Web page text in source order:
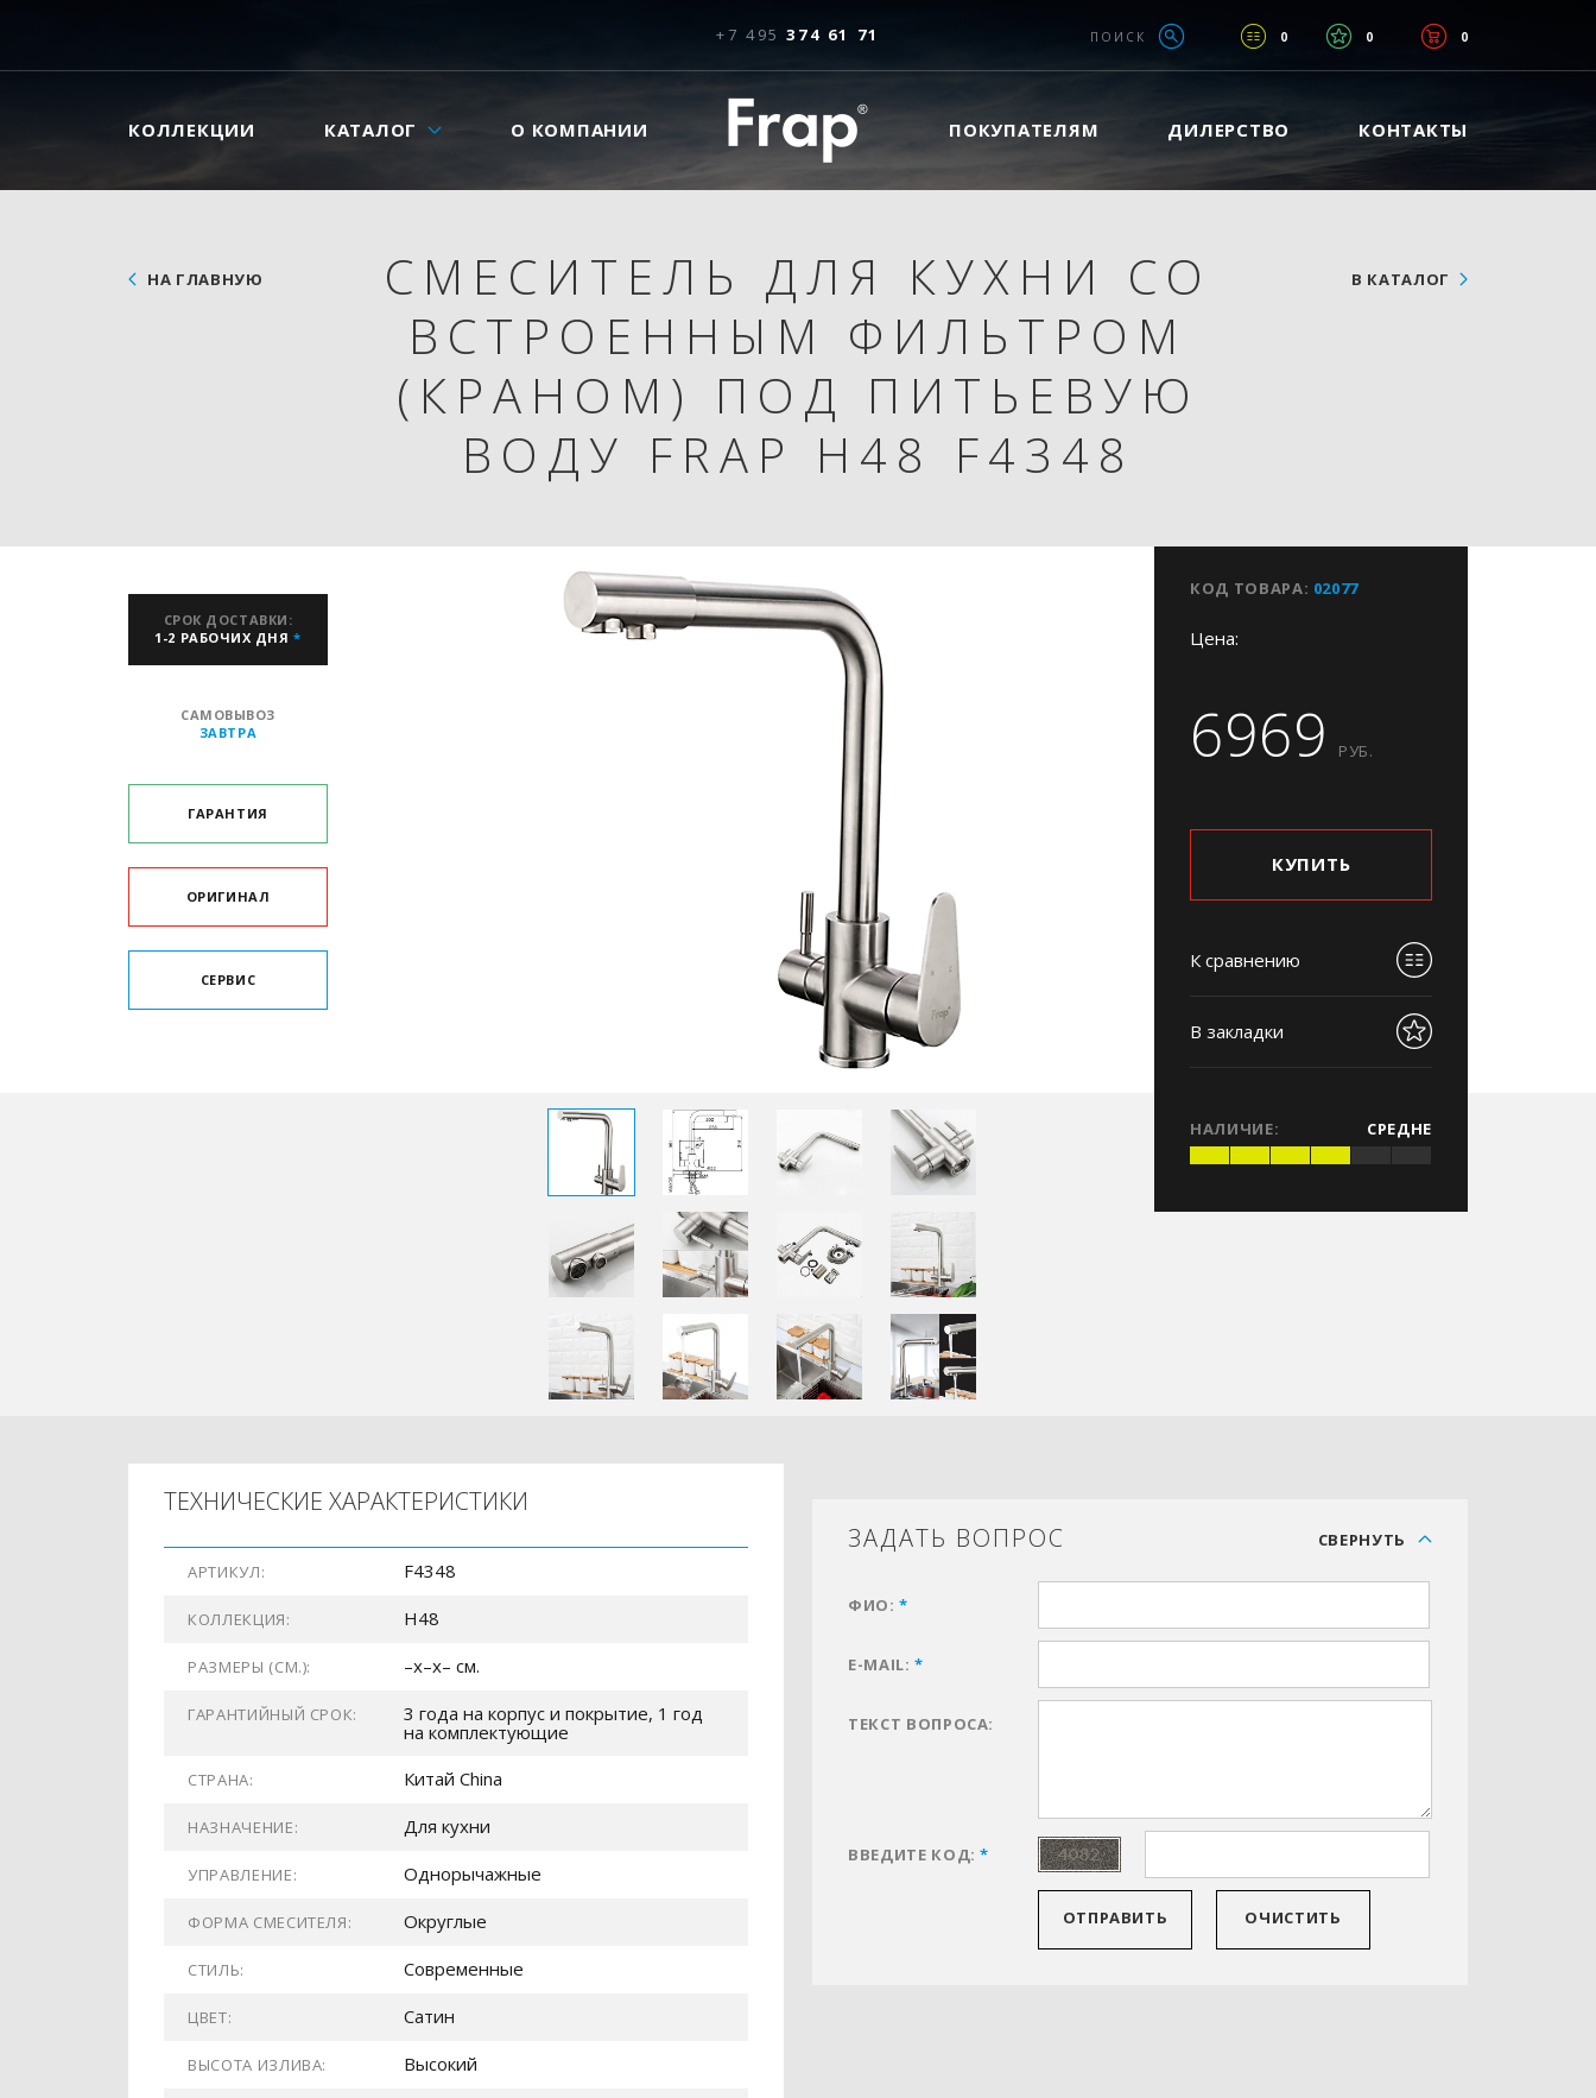
+7 495 374 61 71 0 0 0
ПОИСК
КОЛЛЕКЦИИ КАТАЛОГ О КОМПАНИИ ПОКУПАТЕЛЯМ ДИЛЕРСТВО КОНТАКТЫ
СМЕСИТЕЛЬ ДЛЯ КУХНИ СО
ВСТРОЕННЫМ ФИЛЬТРОМ
(КРАНОМ) ПОД ПИТЬЕВУЮ
ВОДУ FRAP H48 F4348
НА ГЛАВНУЮ В КАТАЛОГ
СРОК ДОСТАВКИ:
1-2 РАБОЧИХ ДНЯ*
САМОВЫВОЗ
ЗАВТРА
ГАРАНТИЯ
ОРИГИНАЛ
СЕРВИС
КОД ТОВАРА: 02077
Цена:
6969 РУБ.
КУПИТЬ
К сравнению
В закладки
НАЛИЧИЕ: СРЕДНЕ
ТЕХНИЧЕСКИЕ ХАРАКТЕРИСТИКИ
АРТИКУЛ: F4348
КОЛЛЕКЦИЯ: H48
РАЗМЕРЫ (СМ.): –x–x– см.
ГАРАНТИЙНЫЙ СРОК:
3 года на корпус и покрытие, 1 год
на комплектующие
СТРАНА: Китай China
НАЗНАЧЕНИЕ: Для кухни
УПРАВЛЕНИЕ: Однорычажные
ФОРМА СМЕСИТЕЛЯ: Округлые
СТИЛЬ: Современные
ЦВЕТ: Сатин
ВЫСОТА ИЗЛИВА: Высокий
ЗАДАТЬ ВОПРОС СВЕРНУТЬ
ФИО:*
E-MAIL:*
ТЕКСТ ВОПРОСА:
ВВЕДИТЕ КОД:*
ОТПРАВИТЬ ОЧИСТИТЬ